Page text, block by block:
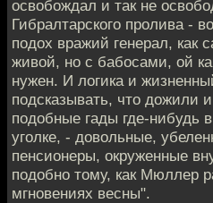
освобождал и так не
Гибралтарского пролива -
подох вражий генерал, как
живой, но с бабосами, ой
нужен. И логика и
подсказывать, что дожили
подобные гады где-нибудь
уголке, - довольные,
пенсионеры, окруженные
подобно тому, как Мюллер
мгновениях весны".